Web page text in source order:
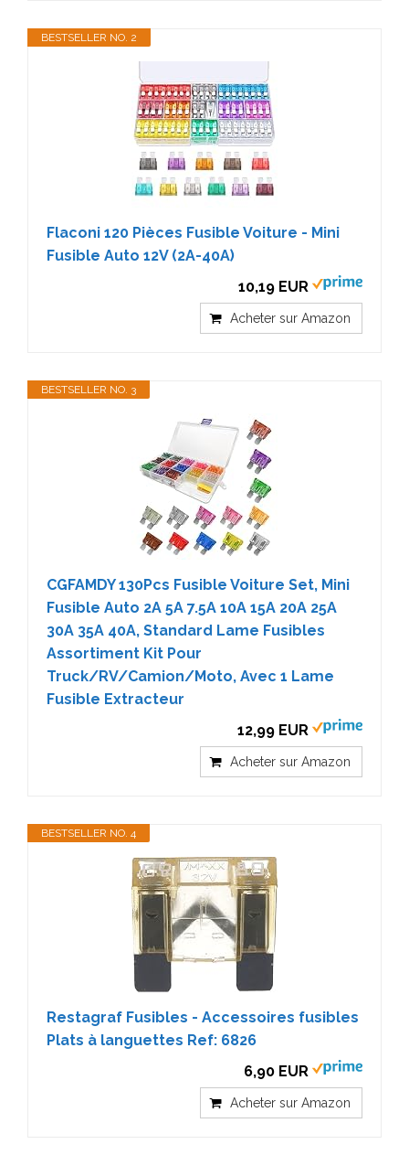
BESTSELLER NO. 2
Flaconi 120 Pièces Fusible Voiture - Mini
Fusible Auto 12V (2A-40A)
10,19 EUR
Acheter sur Amazon
BESTSELLER NO. 3
CGFAMDY 130Pcs Fusible Voiture Set, Mini
Fusible Auto 2A 5A 7.5A 10A 15A 20A 25A
30A 35A 40A, Standard Lame Fusibles
Assortiment Kit Pour
Truck/RV/Camion/Moto, Avec 1 Lame
Fusible Extracteur
12,99 EUR
Acheter sur Amazon
BESTSELLER NO. 4
Restagraf Fusibles - Accessoires fusibles
Plats à languettes Ref: 6826
6,90 EUR
Acheter sur Amazon